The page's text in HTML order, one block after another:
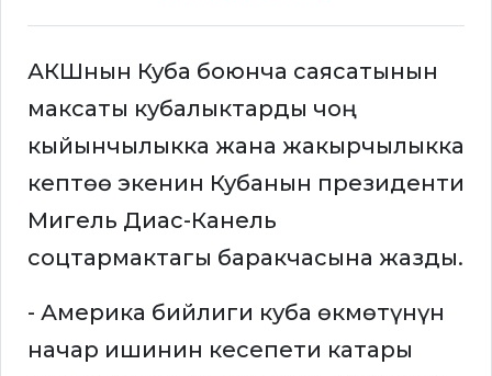
АКШнын Куба боюнча саясатынын
максаты кубалыктарды чоң
кыйынчылыкка жана жакырчылыкка
кептөө экенин Кубанын президенти
Мигель Диас-Канель
соцтармактагы баракчасына жазды.
- Америка бийлиги куба өкмөтүнүн
начар ишинин кесепети катары